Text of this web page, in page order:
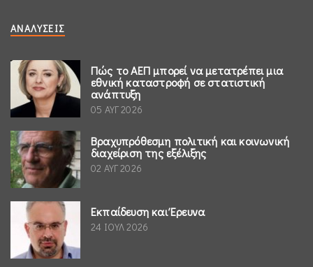
ΑΝΑΛΎΣΕΙΣ
Πώς το ΑΕΠ μπορεί να μετατρέπει μια
εθνική καταστροφή σε στατιστική
ανάπτυξη
05 ΑΥΓ 2026
Βραχυπρόθεσμη πολιτική και κοινωνική
διαχείριση της εξέλιξης
02 ΑΥΓ 2026
Εκπαίδευση και Έρευνα
24 ΙΟΥΛ 2026